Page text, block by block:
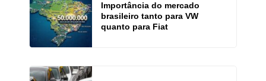
Importância do mercado
brasileiro tanto para VW
quanto para Fiat